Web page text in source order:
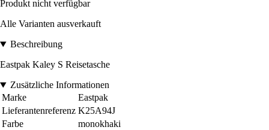
Produkt nicht verfügbar
Alle Varianten ausverkauft
Beschreibung
Eastpak Kaley S Reisetasche
Zusätzliche Informationen
Marke
Eastpak
Lieferantenreferenz K25A94J
Farbe
monokhaki